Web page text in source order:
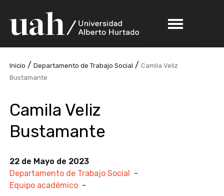
Inicio /Departamento de Trabajo Social /Camila Veliz
Bustamante
Camila Veliz
Bustamante
22 de Mayo de 2023
Departamento de Trabajo Social
-
Equipo académico -